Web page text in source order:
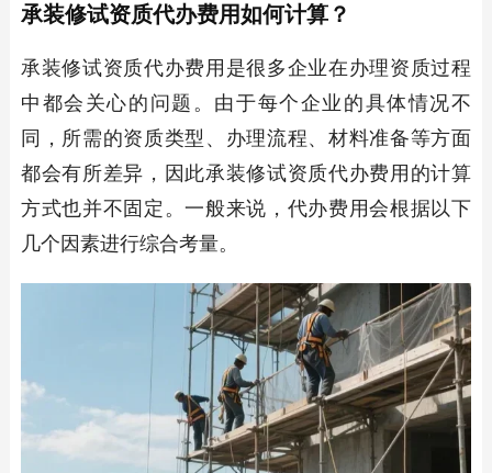
承装修试资质代办费用如何计算？
承装修试资质代办费用是很多企业在办理资质过程
中都会关心的问题。由于每个企业的具体情况不
同，所需的资质类型、办理流程、材料准备等方面
都会有所差异，因此承装修试资质代办费用的计算
方式也并不固定。一般来说，代办费用会根据以下
几个因素进行综合考量。